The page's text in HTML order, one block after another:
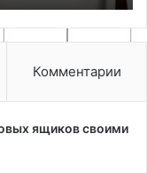
Комментарии
ящиков своими